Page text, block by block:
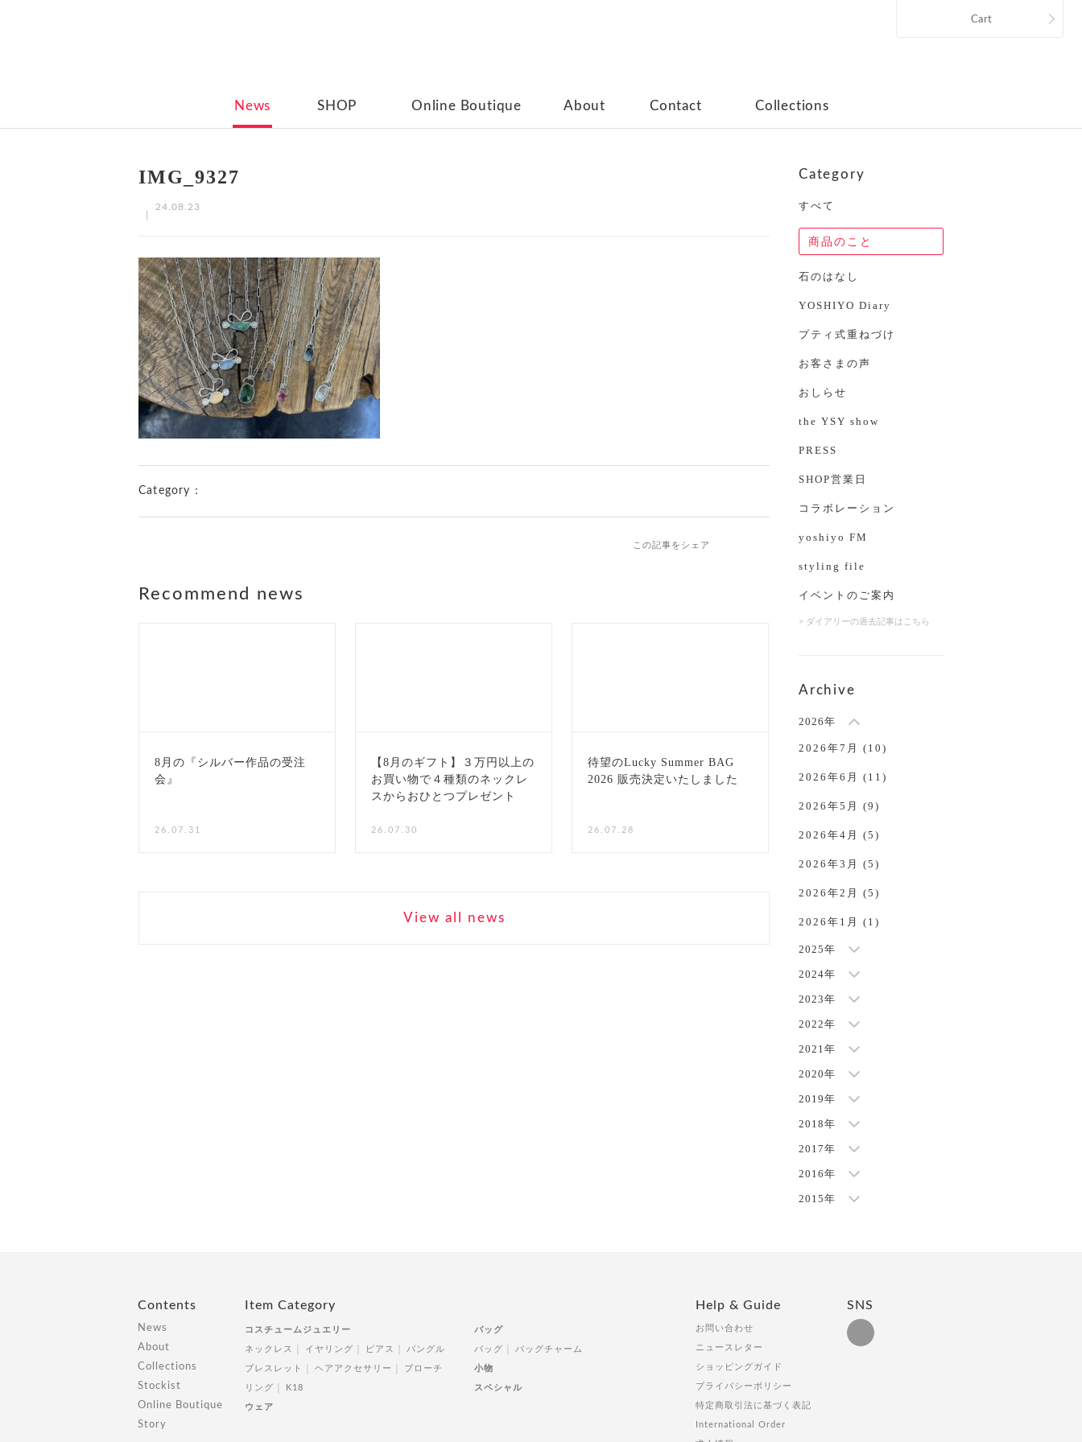
News SHOP Online Boutique About Contact Collections
Cart
IMG_9327
24.08.23
Category：
この記事をシェア
Recommend news
8月の『シルバー作品の受注
会』
26.07.31
【8月のギフト】３万円以上の
お買い物で４種類のネックレ
スからおひとつプレゼント
26.07.30
待望のLucky Summer BAG
2026 販売決定いたしました
26.07.28
View all news
Category
すべて
商品のこと
石のはなし
YOSHIYO Diary
プティ式重ねづけ
お客さまの声
おしらせ
the YSY show
PRESS
SHOP営業日
コラボレーション
yoshiyo FM
styling file
イベントのご案内
> ダイアリーの過去記事はこちら
Archive
2026年
2026年7月 (10)
2026年6月 (11)
2026年5月 (9)
2026年4月 (5)
2026年3月 (5)
2026年2月 (5)
2026年1月 (1)
2025年
2024年
2023年
2022年
2021年
2020年
2019年
2018年
2017年
2016年
2015年
Contents
News
About
Collections
Stockist
Online Boutique
Story
Item Category
コスチュームジュエリー
ネックレス イヤリング ピアス バングル
ブレスレット ヘアアクセサリー ブローチ
リング K18
ウェア
バッグ
バッグ バッグチャーム
小物
スペシャル
Help & Guide
お問い合わせ
ニュースレター
ショッピングガイド
プライバシーポリシー
特定商取引法に基づく表記
International Order
SNS